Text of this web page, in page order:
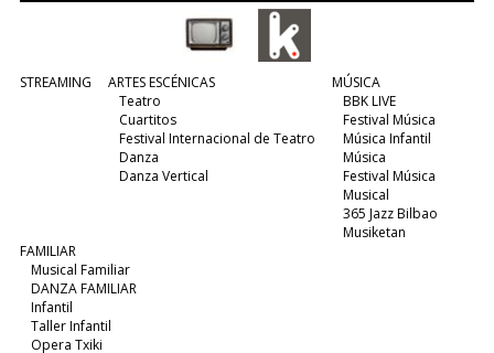
STREAMING
ARTES ESCÉNICAS
Teatro
Cuartitos
Festival Internacional de Teatro
Danza
Danza Vertical
MÚSICA
BBK LIVE
Festival Música
Música Infantil
Música
Festival Música
Musical
365 Jazz Bilbao
Musiketan
FAMILIAR
Musical Familiar
DANZA FAMILIAR
Infantil
Taller Infantil
Opera Txiki